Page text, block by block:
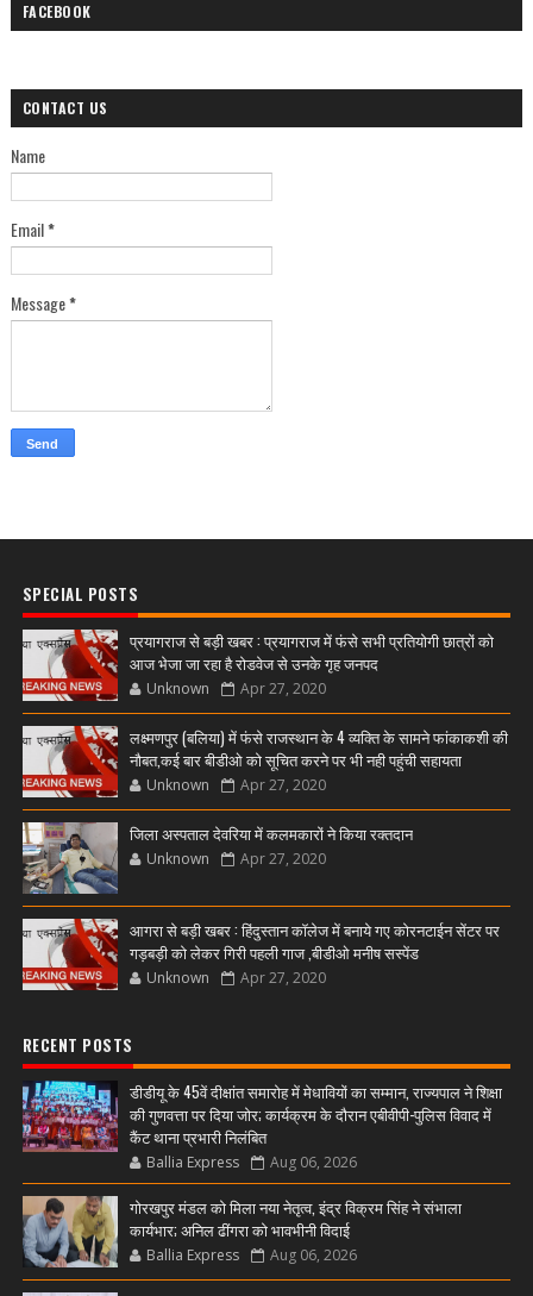
FACEBOOK
CONTACT US
Name
Email*
Message*
SPECIAL POSTS
प्रयागराज से बड़ी खबर : प्रयागराज में फंसे सभी प्रतियोगी छात्रों को
आज भेजा जा रहा है रोडवेज से उनके गृह जनपद
Unknown Apr 27, 2020
लक्ष्मणपुर (बलिया) में फंसे राजस्थान के 4 व्यक्ति के सामने फांकाकशी की
नौबत,कई बार बीडीओ को सूचित करने पर भी नही पहुंची सहायता
Unknown Apr 27, 2020
जिला अस्पताल देवरिया में कलमकारों ने किया रक्तदान
Unknown Apr 27, 2020
आगरा से बड़ी खबर : हिंदुस्तान कॉलेज में बनाये गए कोरनटाईन सेंटर पर
गड़बड़ी को लेकर गिरी पहली गाज ,बीडीओ मनीष सस्पेंड
Unknown Apr 27, 2020
RECENT POSTS
डीडीयू के 45वें दीक्षांत समारोह में मेधावियों का सम्मान, राज्यपाल ने शिक्षा
की गुणवत्ता पर दिया जोर; कार्यक्रम के दौरान एबीवीपी-पुलिस विवाद में
कैंट थाना प्रभारी निलंबित
Ballia Express Aug 06, 2026
गोरखपुर मंडल को मिला नया नेतृत्व, इंद्र विक्रम सिंह ने संभाला
कार्यभार; अनिल ढींगरा को भावभीनी विदाई
Ballia Express Aug 06, 2026